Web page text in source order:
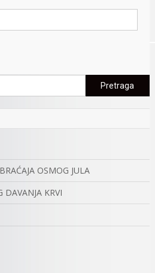
Pretraga:
OSMOG JULA
DAVANJA KRVI